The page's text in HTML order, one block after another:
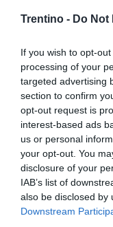
Trentino - Do
If you wish to opt-
processing of your
targeted advertising
section to confirm
opt-out request is
interest-based ads
us or personal
your opt-out. You
disclosure of your
IAB’s list of
also be disclosed by
Downstream
questo
articolo
su
Whatsapp
questo
articolo
su
Telegram
Tags
Turismo Apt